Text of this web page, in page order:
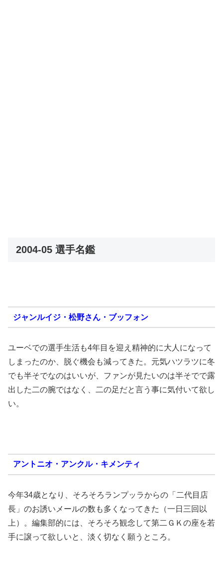
2004-05 選手名鑑
ジャンルイジ・松野さん・ブッフォン
ユーベでの選手生活も4年目を迎え精神的に大人になって
しまったのか、脱ぐ機会も減ってきた。元気ハツラツに冬
でも半そでなのはいいが、ファンが見たいのは半そでで露
出した二の腕ではなく、二の足だと言う事に気付いて欲し
い。
アントニオ・アンクル・キメンティ
今年34歳となり、そろそろランプッラからの「二代目店
長」のお誘いメールの数も多くなってきた（一日三回以
上）。編集部的には、そろそろ観念して第二ＧＫの座を若
手に譲って欲しいと、淡く切なく願うところ。